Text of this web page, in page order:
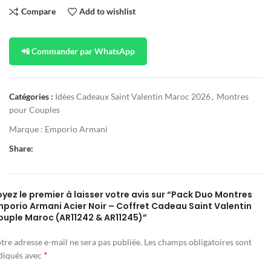
Compare Add to wishlist
📲 Commander par WhatsApp
Catégories : Idées Cadeaux Saint Valentin Maroc 2026, Montres
pour Couples
Marque : Emporio Armani
Share:
le premier à laisser votre avis sur “Pack Duo Montres
Armani Acier Noir – Coffret Cadeau Saint Valentin
Maroc (AR11242 & AR11245)”
adresse e-mail ne sera pas publiée. Les champs obligatoires sont
avec *